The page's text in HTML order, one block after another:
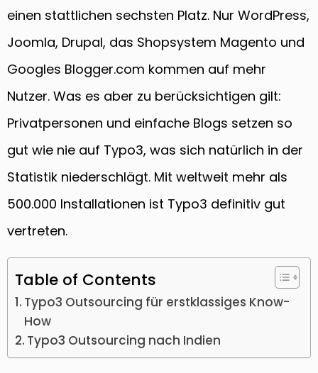
einen stattlichen sechsten Platz. Nur WordPress,
Joomla, Drupal, das Shopsystem Magento und
Googles Blogger.com kommen auf mehr
Nutzer. Was es aber zu berücksichtigen gilt:
Privatpersonen und einfache Blogs setzen so
gut wie nie auf Typo3, was sich natürlich in der
Statistik niederschlägt. Mit weltweit mehr als
500.000 Installationen ist Typo3 definitiv gut
vertreten.
Table of Contents
Typo3 Outsourcing für erstklassiges Know-
How
Typo3 Outsourcing nach Indien